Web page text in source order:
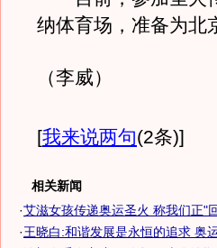
纳体育场，准备为北
（李威）
[我来说两句(2条)]
相关新闻
·艾滋女孩传递奥运圣火 称我们正"
·王晓白:和谐发展是永恒的追求 奥